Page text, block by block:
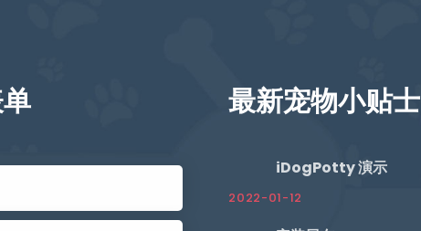
最新宠物小贴士
iDogPotty 演示
2022-01-12